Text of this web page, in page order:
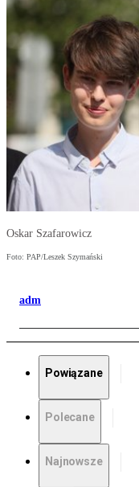
Oskar Szafarowicz
Foto: PAP/Leszek Szymański
adm
Powiązane
Polecane
Najnowsze